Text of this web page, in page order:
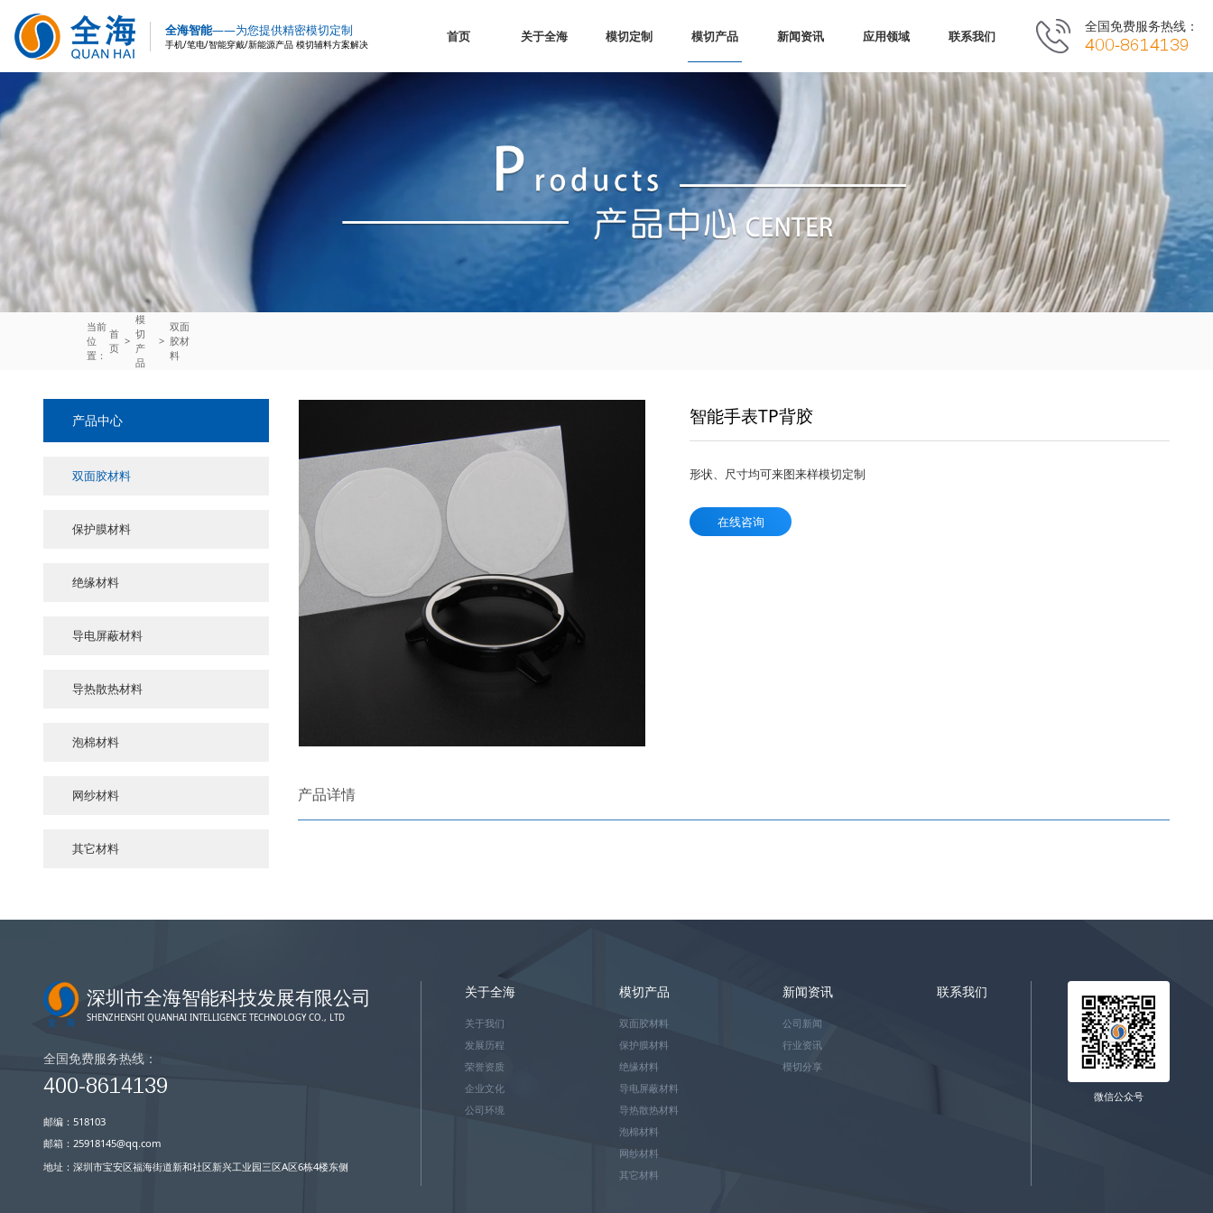
全海智能——为您提供精密模切定制
手机/笔电/智能穿戴/新能源产品 模切辅料方案解决 首页 关于全海
我司拥有先进的生产设备，经验丰富、技术娴熟的
生产人员和完善的质量管理体系。“全心全意，追求
品质；海纳百川，客户至上” 是我们公司的质量服
务方针。目前，公司已与诸多国内知名厂商及贸易
公司建立了良好的合作伙伴关系。我们相信，我公
司先进的模切设备，完善的质量管理体系以及快捷
高效的服务，一定能为您提供满意的产品和服务。
关于我们
发展历程
荣誉资质
企业文化
公司环境
模切定制 模切产品
我司拥有先进的生产设备，经验丰富、技术娴熟的
生产人员和完善的质量管理体系。“全心全意，追求
品质；海纳百川，客户至上” 是我们公司的质量服
务方针。目前，公司已与诸多国内知名厂商及贸易
公司建立了良好的合作伙伴关系。我们相信，我公
司先进的模切设备，完善的质量管理体系以及快捷
高效的服务，一定能为您提供满意的产品和服务。
双面胶材料
保护膜材料
绝缘材料
导电屏蔽材料
导热散热材料
泡棉材料
网纱材料 其它材料
新闻资讯
我司拥有先进的生产设备，经验丰富、技术娴熟的
生产人员和完善的质量管理体系。“全心全意，追求
品质；海纳百川，客户至上” 是我们公司的质量服
务方针。目前，公司已与诸多国内知名厂商及贸易
公司建立了良好的合作伙伴关系。我们相信，我公
司先进的模切设备，完善的质量管理体系以及快捷
高效的服务，一定能为您提供满意的产品和服务。
公司新闻
行业资讯
模切分享
应用领域 联系我们
全国免费服务热线：
400-8614139
当前
位
置：
首
页
>
模
切
产
品
>
双面
胶材
料
产品中心
双面胶材料
保护膜材料
绝缘材料
导电屏蔽材料
导热散热材料
泡棉材料
网纱材料
其它材料
智能手表TP背胶
形状、尺寸均可来图来样模切定制
在线咨询
产品详情
深圳市全海智能科技发展有限公司
SHENZHENSHI QUANHAI INTELLIGENCE TECHNOLOGY CO., LTD
全国免费服务热线：
400-8614139
邮编：518103
邮箱：25918145@qq.com
地址：深圳市宝安区福海街道新和社区新兴工业园三区A区6栋4楼东侧
关于全海
关于我们
发展历程
荣誉资质
企业文化
公司环境
模切产品
双面胶材料
保护膜材料
绝缘材料
导电屏蔽材料
导热散热材料
泡棉材料
网纱材料
其它材料
新闻资讯
公司新闻
行业资讯
模切分享
联系我们
微信公众号